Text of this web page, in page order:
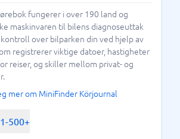
fungerer i over 190 land og
maskinvaren til bilens diagnoseuttak
kontroll over bilparken din ved hjelp av
registrerer viktige datoer, hastigheter
reiser, og skiller mellom privat- og
mer om MiniFinder Körjournal
500+